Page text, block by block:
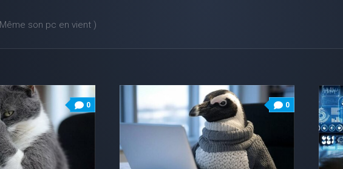
son pc en vient )
0 0